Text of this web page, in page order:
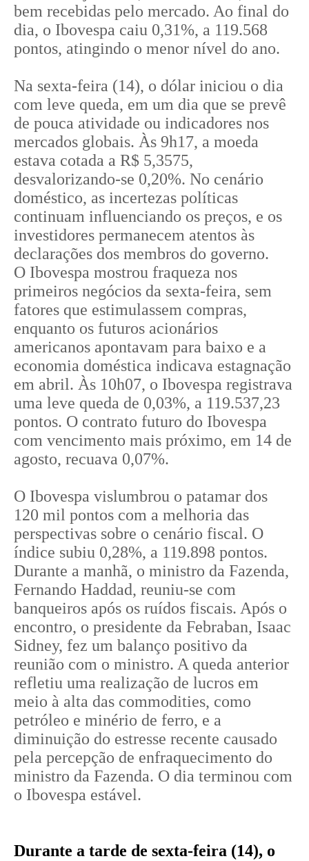
bem recebidas pelo mercado. Ao final do
dia, o Ibovespa caiu 0,31%, a 119.568
pontos, atingindo o menor nível do ano.
Na sexta-feira (14), o dólar iniciou o dia
com leve queda, em um dia que se prevê
de pouca atividade ou indicadores nos
mercados globais. Às 9h17, a moeda
estava cotada a R$ 5,3575,
desvalorizando-se 0,20%. No cenário
doméstico, as incertezas políticas
continuam influenciando os preços, e os
investidores permanecem atentos às
declarações dos membros do governo.
O Ibovespa mostrou fraqueza nos
primeiros negócios da sexta-feira, sem
fatores que estimulassem compras,
enquanto os futuros acionários
americanos apontavam para baixo e a
economia doméstica indicava estagnação
em abril. Às 10h07, o Ibovespa registrava
uma leve queda de 0,03%, a 119.537,23
pontos. O contrato futuro do Ibovespa
com vencimento mais próximo, em 14 de
agosto, recuava 0,07%.
O Ibovespa vislumbrou o patamar dos
120 mil pontos com a melhoria das
perspectivas sobre o cenário fiscal. O
índice subiu 0,28%, a 119.898 pontos.
Durante a manhã, o ministro da Fazenda,
Fernando Haddad, reuniu-se com
banqueiros após os ruídos fiscais. Após o
encontro, o presidente da Febraban, Isaac
Sidney, fez um balanço positivo da
reunião com o ministro. A queda anterior
refletiu uma realização de lucros em
meio à alta das commodities, como
petróleo e minério de ferro, e a
diminuição do estresse recente causado
pela percepção de enfraquecimento do
ministro da Fazenda. O dia terminou com
o Ibovespa estável.
Durante a tarde de sexta-feira (14), o